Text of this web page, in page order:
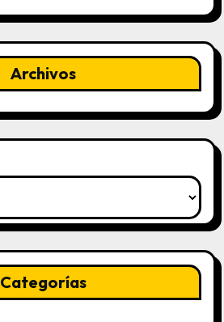
Archivos
Categorías